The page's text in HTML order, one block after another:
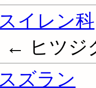
スイレン科
← ヒツジ
スズラン